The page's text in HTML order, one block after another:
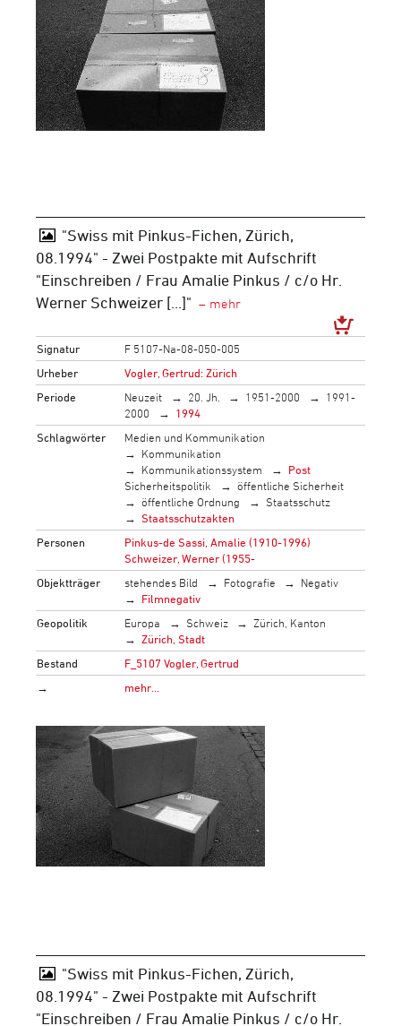
"Swiss mit Pinkus-Fichen, Zürich,
08.1994" - Zwei Postpakte mit Aufschrift
"Einschreiben / Frau Amalie Pinkus / c/o Hr.
Werner Schweizer [...]"
Signatur
F 5107-Na-08-050-005
Urheber
Vogler, Gertrud: Zürich
Periode
Neuzeit 20. Jh. 1951-2000
1991-
2000
1994
Schlagwörter
Medien und Kommunikation
Kommunikation
Kommunikationssystem
Post
Sicherheitspolitik
öffentliche Sicherheit
öffentliche Ordnung
Staatsschutz
Staatsschutzakten
Personen
Pinkus-de Sassi, Amalie (1910-1996)
Schweizer, Werner (1955-
Objektträger
stehendes Bild Fotografie
Negativ
Filmnegativ
Geopolitik
Europa Schweiz
Zürich, Kanton
Zürich, Stadt
Bestand
F_5107 Vogler, Gertrud
→
mehr…
"Swiss mit Pinkus-Fichen, Zürich,
08.1994" - Zwei Postpakte mit Aufschrift
"Einschreiben / Frau Amalie Pinkus / c/o Hr.